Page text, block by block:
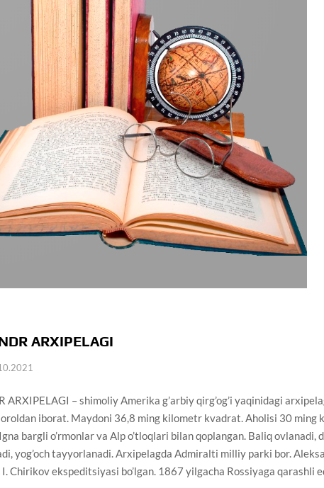
ARXIPELAGI
ARXIPELAGI – shimoliy Amerika g’arbiy qirg’og’i yaqinidagi
iborat. Maydoni 36,8 ming kilometr kvadrat. Aholisi 30 ming
bargli o’rmonlar va Alp o’tloqlari bilan qoplangan. Baliq ovlanadi,
yog’och tayyorlanadi. Arxipelagda Admiralti milliy parki bor.
I. Chirikov ekspeditsiyasi bo’lgan. 1867 yilgacha Rossiyaga qarashli